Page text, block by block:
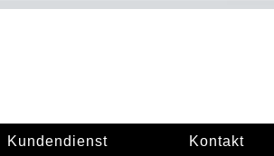
Kundendienst Kontakt